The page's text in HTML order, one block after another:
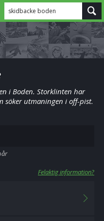
skidbacke boden
i Boden. Storklinten har
söker utmaningen i off-pist.
Felaktig information?